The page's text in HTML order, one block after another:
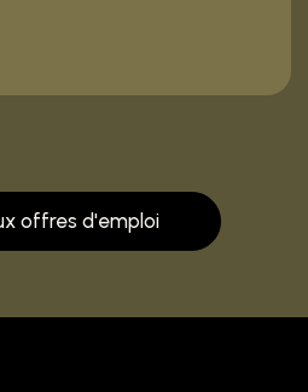
offres d'emploi